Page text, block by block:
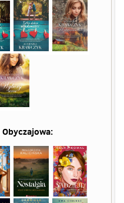
Obyczajowa: